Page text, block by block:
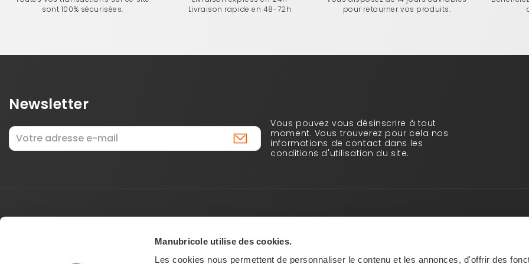
Manubricole utilise des cookies.
Les cookies nous permettent de personnaliser le contenu et les annonces, d'offrir des
sont 100% sécurisées.
Livraison rapide en 48-72h
pour retourner vos produits.
Newsletter
Vous pouvez vous désinscrire à tout
moment. Vous trouverez pour cela nos
informations de contact dans les
conditions d'utilisation du site.